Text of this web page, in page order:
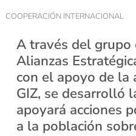
COOPERACIÓN INTERNACIONAL
A través del grupo
Alianzas
con el apoyo de la
GIZ, se desarrolló
apoyará acciones
a la población